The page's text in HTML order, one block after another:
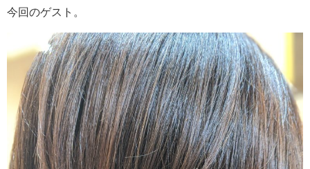
今回のゲスト。